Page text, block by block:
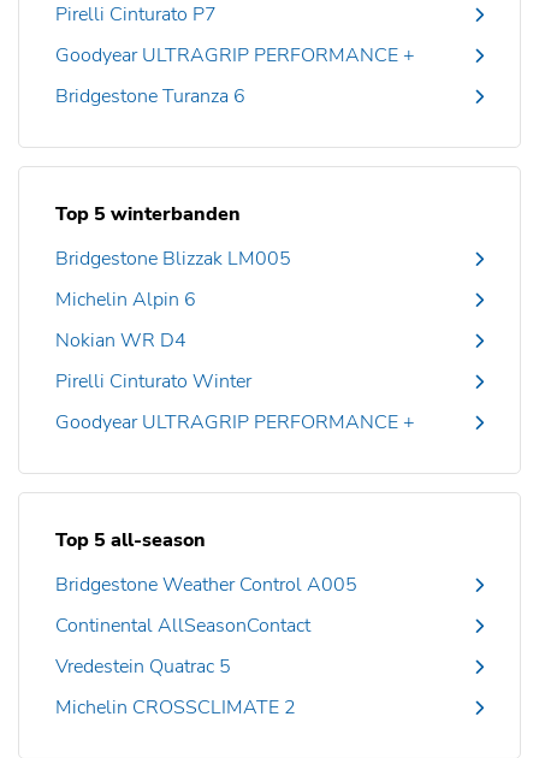
Pirelli Cinturato P7
Goodyear ULTRAGRIP PERFORMANCE +
Bridgestone Turanza 6
Top 5 winterbanden
Bridgestone Blizzak LM005
Michelin Alpin 6
Nokian WR D4
Pirelli Cinturato Winter
Goodyear ULTRAGRIP PERFORMANCE +
Top 5 all-season
Bridgestone Weather Control A005
Continental AllSeasonContact
Vredestein Quatrac 5
Michelin CROSSCLIMATE 2